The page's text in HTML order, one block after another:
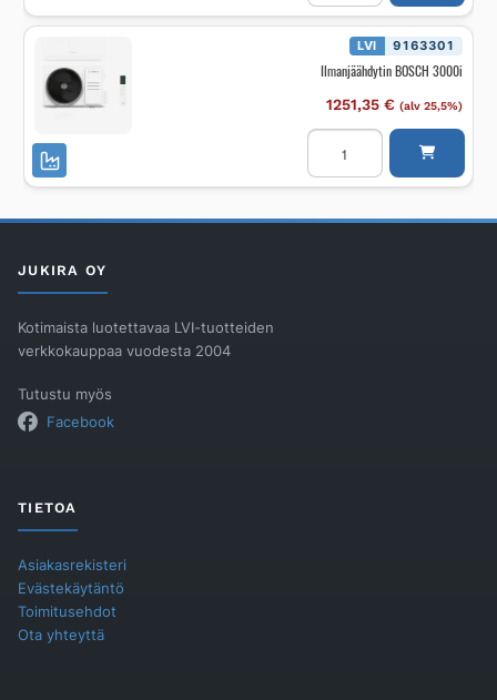
Z25UFEAW-
1
LATTIAYKSIKKÖ
määrä
LVI 9163301
Ilmanjäähdytin BOSCH 3000i
1251,35 € (alv 25,5%)
Ilmanjäähdytin
BOSCH
3000i
määrä
JUKIRA OY
Kotimaista luotettavaa LVI-tuotteiden
verkkokauppaa vuodesta 2004
Tutustu myös
Facebook
TIETOA
Asiakasrekisteri
Evästekäytäntö
Toimitusehdot
Ota yhteyttä